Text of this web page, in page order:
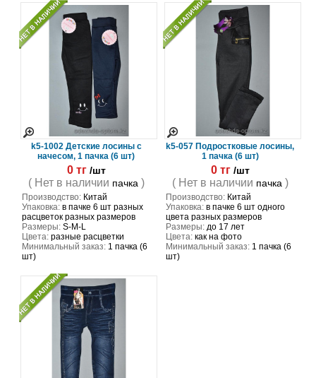
k5-1002 Детские лосины с
начесом, 1 пачка (6 шт)
0 тг /шт
( Нет в наличии пачка )
Производство:Китай
Упаковка:в пачке 6 шт разных
расцветок разных размеров
Размеры:S-M-L
Цвета:разные расцветки
Минимальный заказ:1 пачка (6
шт)
k5-057 Подростковые лосины,
1 пачка (6 шт)
0 тг /шт
( Нет в наличии пачка )
Производство:Китай
Упаковка:в пачке 6 шт одного
цвета разных размеров
Размеры:до 17 лет
Цвета:как на фото
Минимальный заказ:1 пачка (6
шт)